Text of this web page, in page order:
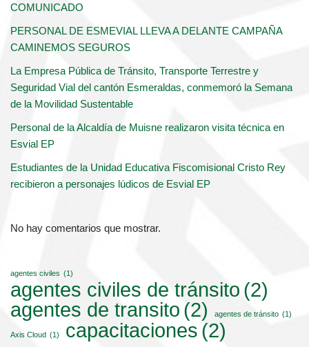
COMUNICADO
PERSONAL DE ESMEVIAL LLEVA A DELANTE CAMPAÑA
CAMINEMOS SEGUROS
La Empresa Pública de Tránsito, Transporte Terrestre y
Seguridad Vial del cantón Esmeraldas, conmemoró la Semana
de la Movilidad Sustentable
Personal de la Alcaldía de Muisne realizaron visita técnica en
Esvial EP
Estudiantes de la Unidad Educativa Fiscomisional Cristo Rey
recibieron a personajes lúdicos de Esvial EP
No hay comentarios que mostrar.
agentes civiles (1)
agentes civiles de tránsito (2)
agentes de transito (2) agentes de tránsito (1)
Axis Cloud (1) capacitaciones (2)